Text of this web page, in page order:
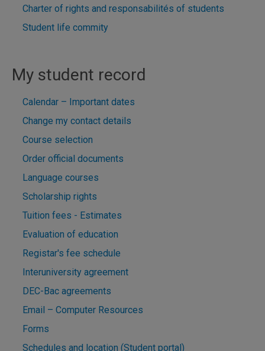
Charter of rights and responsabilités of students
Student life commity
My student record
Calendar – Important dates
Change my contact details
Course selection
Order official documents
Language courses
Scholarship rights
Tuition fees - Estimates
Evaluation of education
Registar's fee schedule
Interuniversity agreement
DEC-Bac agreements
Email – Computer Resources
Forms
Schedules and location (Student portal)